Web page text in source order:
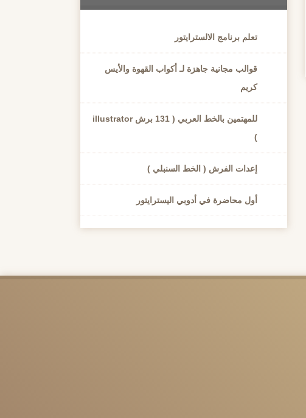
تعلم برنامج الالسترايتور
قوالب مجانية جاهزة لـ أكواب القهوة والأيس
كريم
للمهتمين بالخط العربي ( 131 برش illustrator
)
إعدات الفرش ( الخط السنبلي )
أول محاضرة في أدوبي اليسترايتور